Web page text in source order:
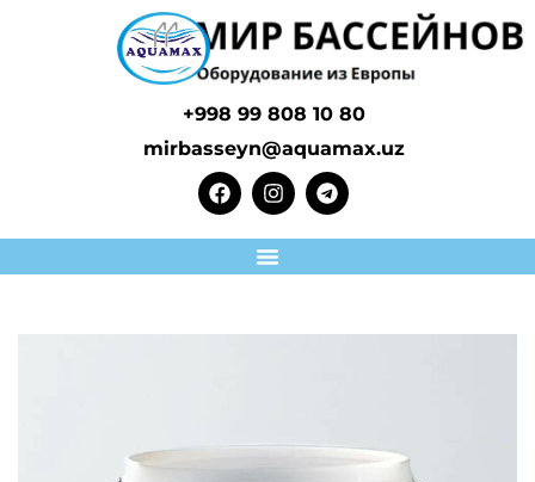
+998 99 808 10 80
mirbasseyn@aquamax.uz